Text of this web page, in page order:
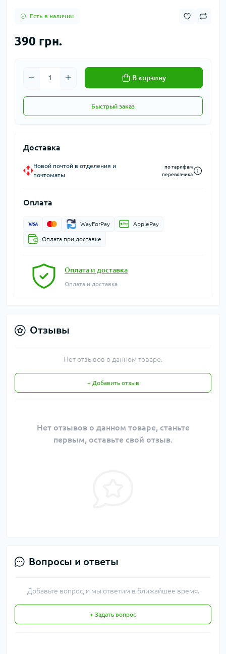
Есть в наличии
390 грн.
В корзину
Быстрый заказ
Доставка
Новой почтой в отделения и
почтоматы
по тарифам
перевозчика
Оплата
WayForPay ApplePay
Оплата при доставке
Оплата и доставка
Оплата и доставка
Отзывы
Нет отзывов о данном товаре.
+ Добавить отзыв
Нет отзывов о данном товаре, станьте
первым, оставьте свой отзыв.
Вопросы и ответы
Добавьте вопрос, и мы ответим в ближайшее время.
+ Задать вопрос